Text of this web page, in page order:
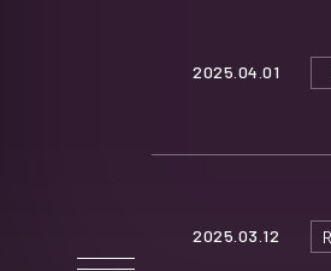
2025.04.01
2025.03.12